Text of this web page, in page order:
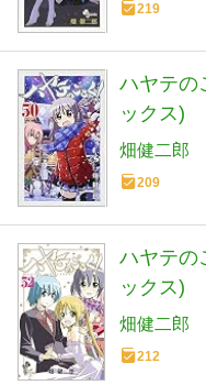
219
ハヤテの
ックス)
畑健二郎
209
ハヤテの
ックス)
畑健二郎
212